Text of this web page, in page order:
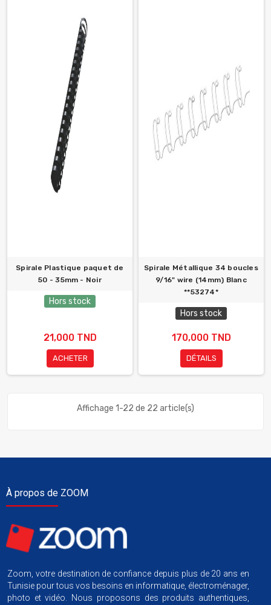
Spirale Plastique paquet de
50 - 35mm - Noir
Hors stock
21,000 TND
ACHETER
Spirale Métallique 34 boucles
9/16" wire (14mm) Blanc
**53274*
Hors stock
170,000 TND
DÉTAILS
Affichage 1-22 de 22 article(s)
À propos de ZOOM
Zoom, votre destination de confiance depuis plus de 20 ans en
Tunisie pour tous vos besoins en informatique, électroménager,
photo et vidéo. Nous proposons des produits authentiques,